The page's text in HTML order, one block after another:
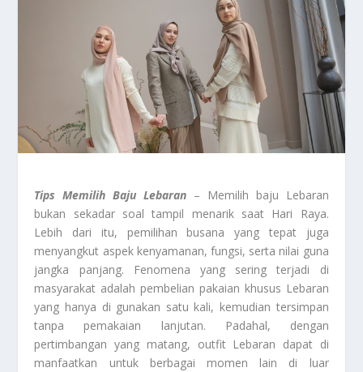
Tips Memilih Baju Lebaran – Memilih baju Lebaran
bukan sekadar soal tampil menarik saat Hari Raya.
Lebih dari itu, pemilihan busana yang tepat juga
menyangkut aspek kenyamanan, fungsi, serta nilai guna
jangka panjang. Fenomena yang sering terjadi di
masyarakat adalah pembelian pakaian khusus Lebaran
yang hanya di gunakan satu kali, kemudian tersimpan
tanpa pemakaian lanjutan. Padahal, dengan
pertimbangan yang matang, outfit Lebaran dapat di
manfaatkan untuk berbagai momen lain di luar